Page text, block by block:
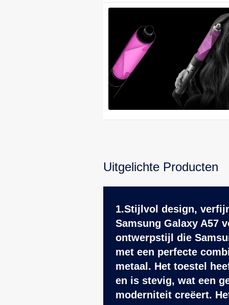
Uitgelichte Producten
1.Stijlvol design,
Samsung Galaxy A57
ontwerpstijl die
met een perfecte
metaal. Het toestel
en is stevig, wat een
moderniteit creëert.